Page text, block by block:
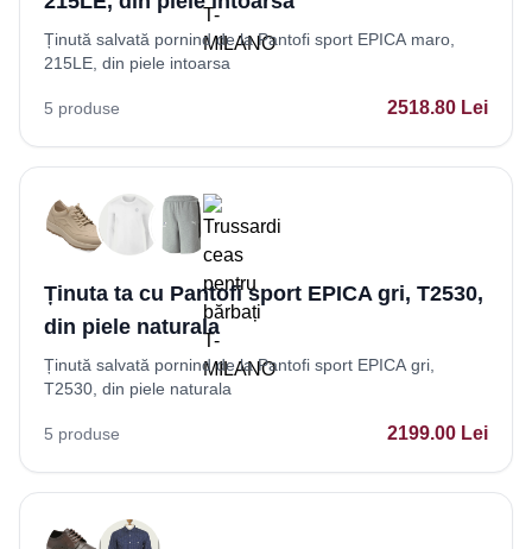
Ținută salvată pornind de la Pantofi sport EPICA maro,
215LE, din piele intoarsa
5 produse 2518.80 Lei
Ținuta ta cu Pantofi sport EPICA gri, T2530,
din piele naturala
Ținută salvată pornind de la Pantofi sport EPICA gri,
T2530, din piele naturala
5 produse 2199.00 Lei